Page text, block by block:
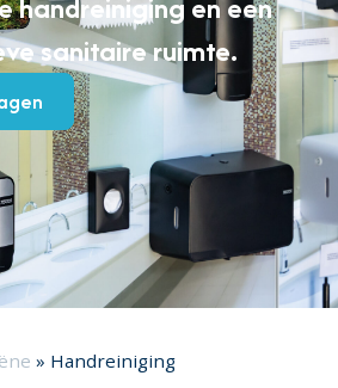
sanitaire ruimte.
» Handreiniging